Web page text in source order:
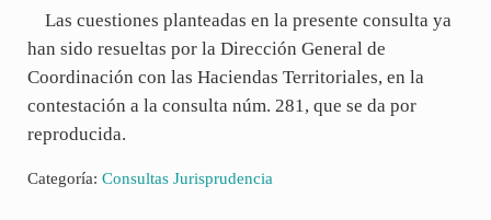
Las cuestiones planteadas en la presente consulta ya
han sido resueltas por la Dirección General de
Coordinación con las Haciendas Territoriales, en la
contestación a la consulta núm. 281, que se da por
reproducida.
Categoría: Consultas Jurisprudencia